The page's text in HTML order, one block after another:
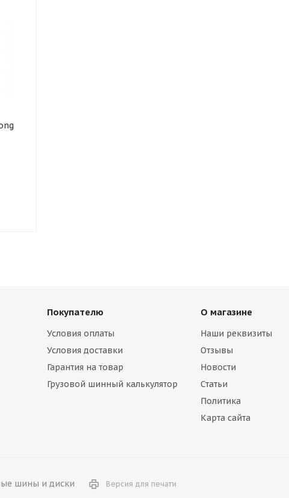
Покупателю
Условия оплаты
Условия доставки
Гарантия на товар
Грузовой шинный калькулятор
О магазине
Наши реквизиты
Отзывы
Новости
Статьи
Политика
Карта сайта
шины и диски Версия для печати